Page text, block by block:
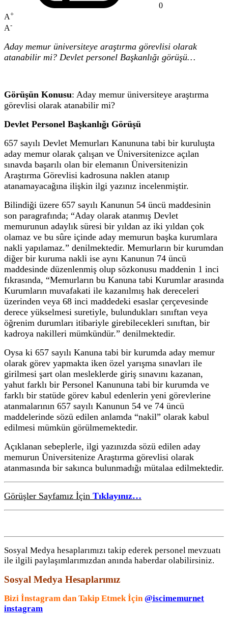
0
A+
A-
Aday memur üniversiteye araştırma görevlisi olarak
atanabilir mi? Devlet personel Başkanlığı görüşü…
Görüşün Konusu: Aday memur üniversiteye araştırma
görevlisi olarak atanabilir mi?
Devlet Personel Başkanlığı Görüşü
657 sayılı Devlet Memurları Kanununa tabi bir kuruluşta
aday memur olarak çalışan ve Üniversitenizce açılan
sınavda başarılı olan bir elemanın Üniversitenizin
Araştırma Görevlisi kadrosuna naklen atanıp
atanamayacağına ilişkin ilgi yazınız incelenmiştir.
Bilindiği üzere 657 sayılı Kanunun 54 üncü maddesinin
son paragrafında; “Aday olarak atanmış Devlet
memurunun adaylık süresi bir yıldan az iki yıldan çok
olamaz ve bu sûre içinde aday memurun başka kurumlara
nakli yapılamaz.” denilmektedir. Memurların bir kurumdan
diğer bir kuruma nakli ise aynı Kanunun 74 üncü
maddesinde düzenlenmiş olup sözkonusu maddenin 1 inci
fıkrasında, “Memurların bu Kanuna tabi Kurumlar arasında
Kurumların muvafakati ile kazanılmış hak dereceleri
üzerinden veya 68 inci maddedeki esaslar çerçevesinde
derece yükselmesi suretiyle, bulundukları sınıftan veya
öğrenim durumları itibariyle girebilecekleri sınıftan, bir
kadroya nakilleri mümkündür.” denilmektedir.
Oysa ki 657 sayılı Kanuna tabi bir kurumda aday memur
olarak görev yapmakta iken özel yarışma sınavları ile
girilmesi şart olan mesleklerde giriş sınavını kazanan,
yahut farklı bir Personel Kanununa tabi bir kurumda ve
farklı bir statüde görev kabul edenlerin yeni görevlerine
atanmalarının 657 sayılı Kanunun 54 ve 74 üncü
maddelerinde sözü edilen anlamda “nakil” olarak kabul
edilmesi mümkün görülmemektedir.
Açıklanan sebeplerle, ilgi yazınızda sözü edilen aday
memurun Üniversitenize Araştırma görevlisi olarak
atanmasında bir sakınca bulunmadığı mütalaa edilmektedir.
Görüşler Sayfamız İçin Tıklayınız…
Sosyal Medya hesaplarımızı takip ederek personel mevzuatı
ile ilgili paylaşımlarımızdan anında haberdar olabilirsiniz.
Sosyal Medya Hesaplarımız
Bizi İnstagram dan Takip Etmek İçin @iscimemurnet
instagram